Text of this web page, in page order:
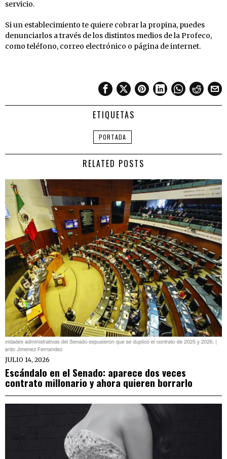
servicio.
Si un establecimiento te quiere cobrar la propina, puedes
denunciarlos a través de los distintos medios de la Profeco,
como teléfono, correo electrónico o página de internet.
ETIQUETAS
PORTADA
RELATED POSTS
JULIO 14, 2026
Escándalo en el Senado: aparece dos veces
contrato millonario y ahora quieren borrarlo